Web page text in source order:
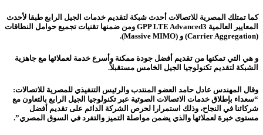
كما تمتلك المصرية للاتصالات أحدث شبكة لتقديم خدمات الجيل الرابع طبقا لأحدث
المعايير العالمية GPP LTE Advanced3 ومن ضمنها تقنيات تجميع حوامل النطاقات
(Carrier Aggregation) و (Massive MIMO).
و هي التي تمكنها من تقديم أفضل جودة ممكنة وأسرع خدمة لعملائها مع جاهزية
الشبكة لتقديم تكنولوجيا الجيل الخامس مستقبلاً.
وقال المهندس عادل حامد العضو المنتدب والرئيس التنفيذي للمصرية للاتصالات:
“سعداء بإطلاق خدمات الاتصالات الصوتية عبر تكنولوجيا الجيل الرابع بالتعاون مع
شركائنا في النجاح، وذلك استمرارا لحرص الشركة الدائم على تقديم أفضل
مستوى خبرة لعملائها والذي يضمن مواصلة التميز والتفرد في السوق المصري”.